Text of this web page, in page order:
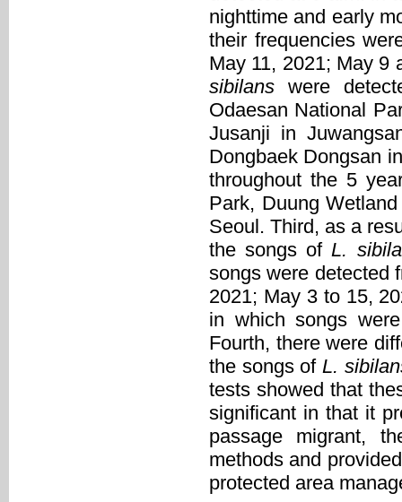
nighttime and early
their frequencies
May 11, 2021; May 9
sibilans were
Odaesan National
Jusanji in
Dongbaek Dongsan
throughout the 5
Park, Duung
Seoul. Third, as a
the songs ofL.
songs were detected
2021; May 3 to 15,
in which songs
Fourth, there were
the songs of L.
tests showed that
significant in that it
passage migrant,
methods and
protected area